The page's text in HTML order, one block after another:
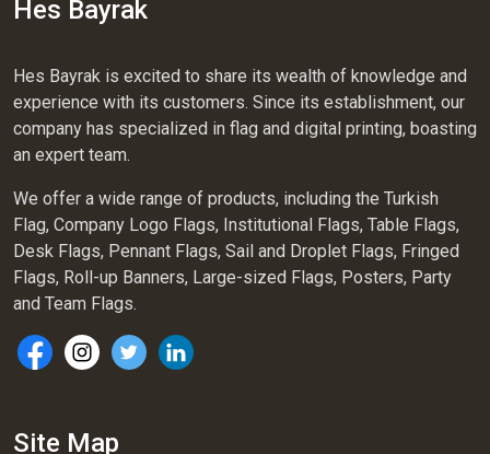
Hes Bayrak
Hes Bayrak is excited to share its wealth of knowledge and
experience with its customers. Since its establishment, our
company has specialized in flag and digital printing, boasting
an expert team.
We offer a wide range of products, including the Turkish
Flag, Company Logo Flags, Institutional Flags, Table Flags,
Desk Flags, Pennant Flags, Sail and Droplet Flags, Fringed
Flags, Roll-up Banners, Large-sized Flags, Posters, Party
and Team Flags.
Site Map